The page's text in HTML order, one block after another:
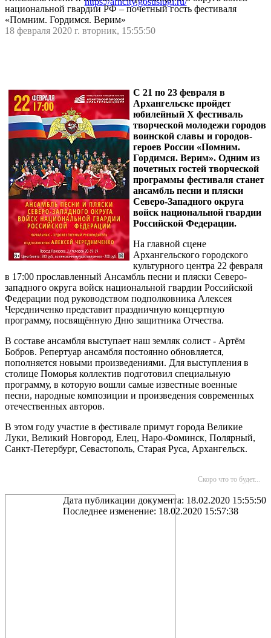
национальной гвардии РФ – почетный гость фестиваля
«Помним. Гордимся. Верим»
18 февраля 2020 г. вторник, 15:55:50
С 21 по 23 февраля в
Архангельске пройдет
юбилейный Х фестиваль
творческой молодежи городов
воинской славы и городов-
героев России «Помним.
Гордимся. Верим». Одним из
почетных гостей творческой
программы фестиваля станет
ансамбль песни и пляски
Северо-Западного округа
войск национальной гвардии
Российской Федерации.
На главной сцене
Архангельского городского
культурного центра 22 февраля
в 17:00 прославленный Ансамбль песни и пляски Северо-
западного округа войск национальной гвардии Российской
Федерации под руководством подполковника Алексея
Чередниченко представит праздничную концертную
программу, посвящённую Дню защитника Отчества.
В составе ансамбля выступает наш земляк солист - Артём
Бобров. Репертуар ансамбля постоянно обновляется,
пополняется новыми произведениями. Для выступления в
столице Поморья коллектив подготовил специальную
программу, в которую вошли самые известные военные
песни, народные композиции и произведения современных
отечественных авторов.
В этом году участие в фестивале примут города Великие
Луки, Великий Новгород, Елец, Наро-Фоминск, Полярный,
Санкт-Петербург, Севастополь, Старая Руса, Архангельск.
Скоро что то будет...
Дата публикации документа: 18.02.2020 15:55:50
Последнее изменение: 18.02.2020 15:57:38